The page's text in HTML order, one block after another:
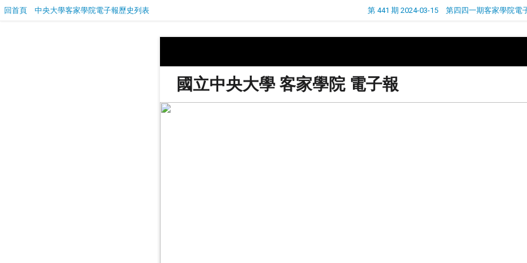
回首頁 中央大學客家學院電子報歷史列表 第 441 期 2024-03-15 第四四一期客家學院電